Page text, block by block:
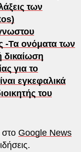
των
-Τα ονόματα των
δικαίωση
για το
εγκεφαλικά
του
Google News